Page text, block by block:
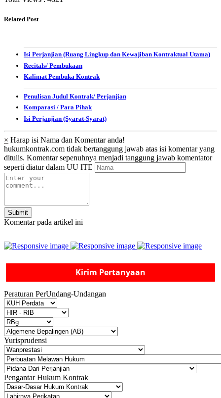
Related Post
Isi Perjanjian (Ruang Lingkup dan Kewajiban Kontraktual Utama)
Recitals/ Pembukaan
Kalimat Pembuka Kontrak
Penulisan Judul Kontrak/ Perjanjian
Komparasi / Para Pihak
Isi Perjanjian (Syarat-Syarat)
× Harap isi Nama dan Komentar anda!
hukumkontrak.com tidak bertanggung jawab atas isi komentar yang
ditulis. Komentar sepenuhnya menjadi tanggung jawab komentator
seperti diatur dalam UU ITE
Submit
Komentar pada artikel ini
Kirim Pertanyaan
Peraturan PerUndang-Undangan
Yurisprudensi
Pengantar Hukum Kontrak